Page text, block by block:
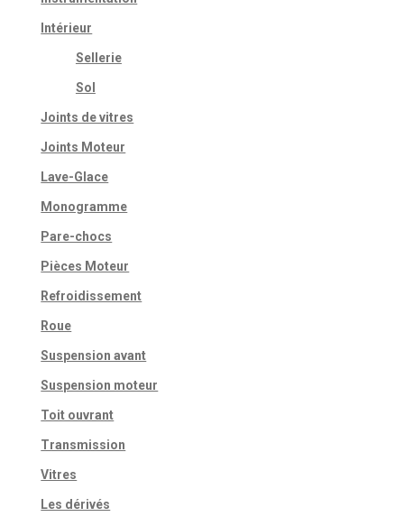
Intérieur
Sellerie
Sol
Joints de vitres
Joints Moteur
Lave-Glace
Monogramme
Pare-chocs
Pièces Moteur
Refroidissement
Roue
Suspension avant
Suspension moteur
Toit ouvrant
Transmission
Vitres
Les dérivés